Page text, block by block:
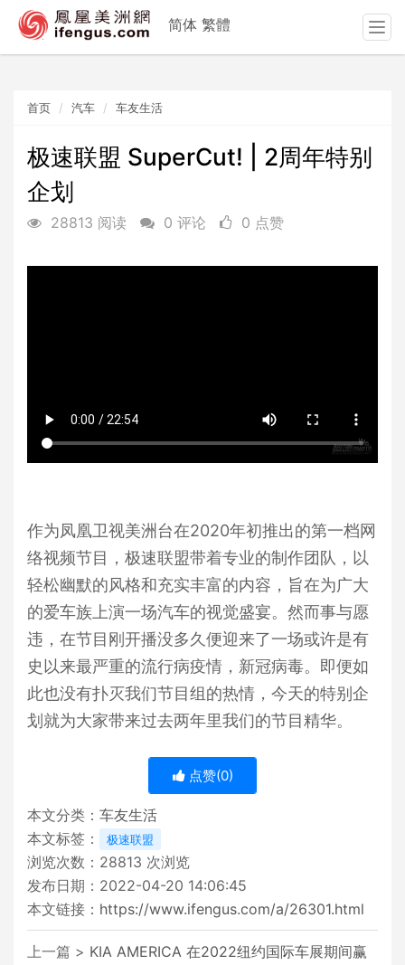
首页 汽车 车友生活
极速联盟 SuperCut! | 2周年特别
企划
28813 阅读 0 评论 0 点赞
作为凤凰卫视美洲台在2020年初推出的第一档网
络视频节目，极速联盟带着专业的制作团队，以
轻松幽默的风格和充实丰富的内容，旨在为广大
的爱车族上演一场汽车的视觉盛宴。然而事与愿
违，在节目刚开播没多久便迎来了一场或许是有
史以来最严重的流行病疫情，新冠病毒。即便如
此也没有扑灭我们节目组的热情，今天的特别企
划就为大家带来过去两年里我们的节目精华。
点赞(0)
本文分类： 车友生活
本文标签：
极速联盟
浏览次数： 28813 次浏览
发布日期：2022-04-20 14:06:45
本文链接： https://www.ifengus.com/a/26301.html
上一篇 > KIA AMERICA 在2022纽约国际车展期间赢
简体 繁體
T
o
n
a
t